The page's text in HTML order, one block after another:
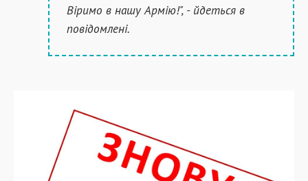
Віримо в нашу Армію!", - йдеться в
повідомлені.